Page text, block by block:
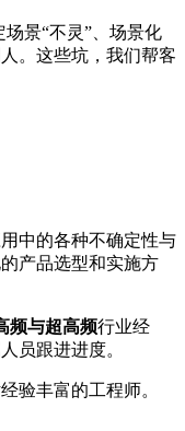
场景“不灵”、场景化
。这些坑，我们帮客
中的各种不确定性与
产品选型和实施方
频与超高频行业经
员跟进进度。
验丰富的工程师。